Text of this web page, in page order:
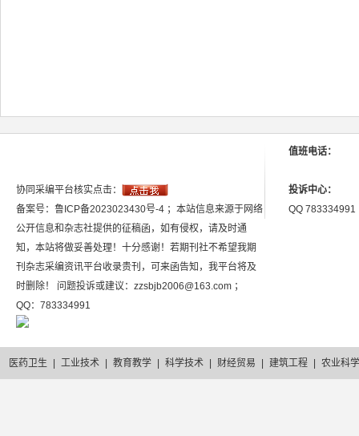
协同采编平台核实点击：
备案号：鲁ICP备2023023430号-4 ；本站信息来源于网络
公开信息和杂志社提供的征稿函，如有侵权，请及时通
知，本站将做妥善处理！十分感谢！若期刊社不希望我期
刊杂志采编资讯平台收录贵刊，可来函告知，我平台将及
时删除！ 问题投诉或建议：zzsbjb2006@163.com ；
QQ：783334991
值班电话：
投诉中心：
QQ 783334991
医药卫生 工业技术 教育教学 科学技术 财经贸易 建筑工程 农业科学